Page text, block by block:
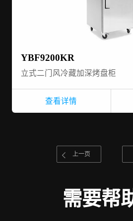
YBF9200KR
立式二门风冷藏加深烤盘柜
查看详情
上一页
需要帮